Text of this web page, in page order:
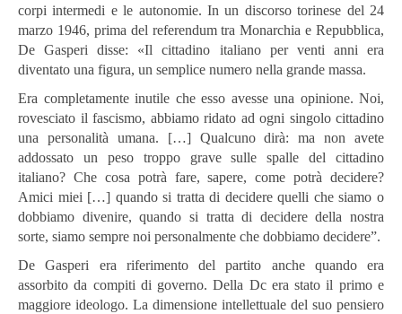
corpi intermedi e le autonomie. In un discorso torinese del 24
marzo 1946, prima del referendum tra Monarchia e Repubblica,
De Gasperi disse: «Il cittadino italiano per venti anni era
diventato una figura, un semplice numero nella grande massa.
Era completamente inutile che esso avesse una opinione. Noi,
rovesciato il fascismo, abbiamo ridato ad ogni singolo cittadino
una personalità umana. […] Qualcuno dirà: ma non avete
addossato un peso troppo grave sulle spalle del cittadino
italiano? Che cosa potrà fare, sapere, come potrà decidere?
Amici miei […] quando si tratta di decidere quelli che siamo o
dobbiamo divenire, quando si tratta di decidere della nostra
sorte, siamo sempre noi personalmente che dobbiamo decidere”.
De Gasperi era riferimento del partito anche quando era
assorbito da compiti di governo. Della Dc era stato il primo e
maggiore ideologo. La dimensione intellettuale del suo pensiero